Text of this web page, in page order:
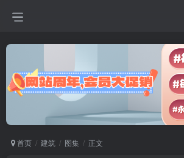
首页 建筑 图集 正文